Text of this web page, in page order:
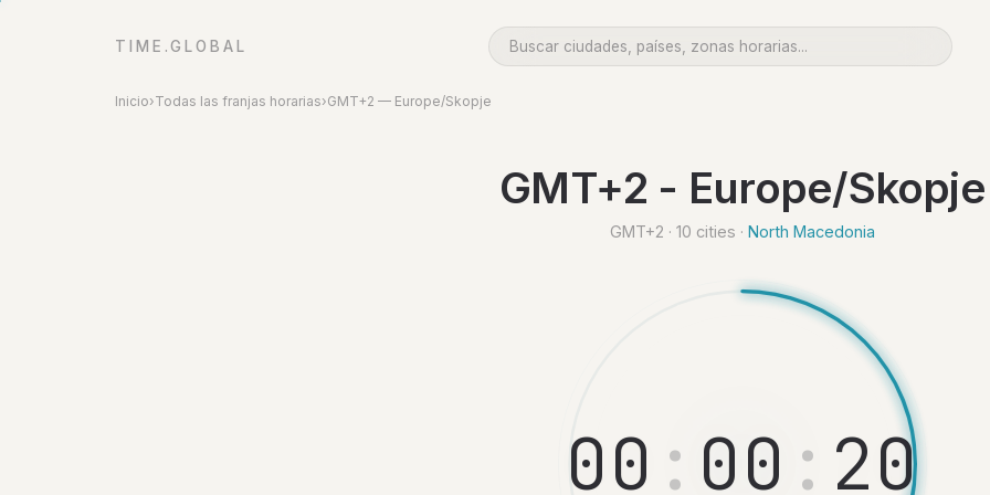
TIME.GLOBAL
Inicio›Todas las franjas horarias›GMT+2 — Europe/Skopje
GMT+2 - Europe/Skopje
GMT+2 · 10 cities · North Macedonia
00 : 00 : 21